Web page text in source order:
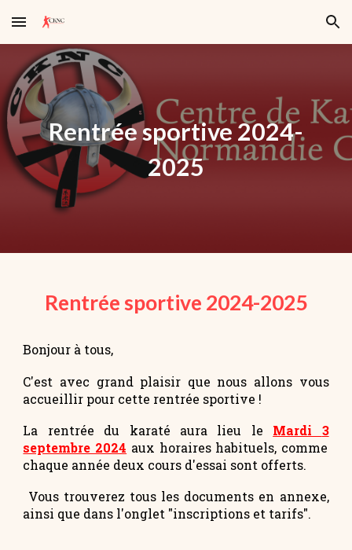
Skip to main content Skip to navigation
Rentrée sportive 2024-
2025
Rentrée sportive 2024-2025
Bonjour à tous,
C'est avec grand plaisir que nous allons vous
accueillir pour cette rentrée sportive !
La rentrée du karaté aura lieu le Mardi 3
septembre 2024 aux horaires habituels, comme
chaque année deux cours d'essai sont offerts.
Vous trouverez tous les documents en annexe,
ainsi que dans l'onglet "inscriptions et tarifs".